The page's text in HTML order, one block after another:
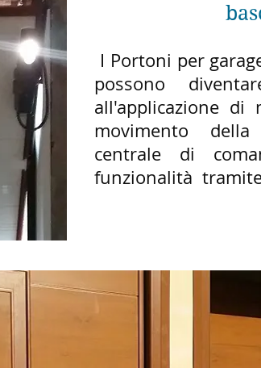
I Portoni per
possono
all'applicazione di
movimento
centrale di
funzionalità